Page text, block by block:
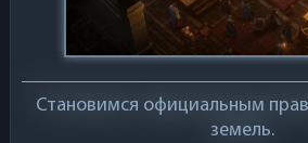
Становимся официальным
земель.